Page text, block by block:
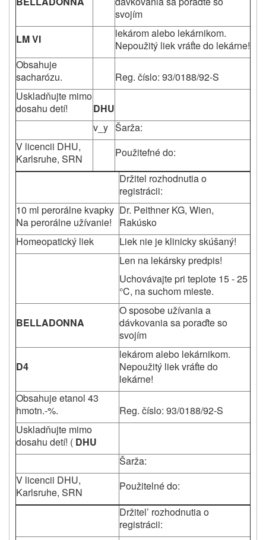
svojím
LM VI
lekárom alebo lekárnikom.
Nepoužitý liek vráťte do lekárne!
Obsahuje
sacharózu.
Reg. číslo: 93/0188/92-S
Uskladňujte mimo
dosahu detí!
DHU
v_y Šarža:
V licencii DHU,
Karlsruhe, SRN
Použitefné do:
Držitel rozhodnutia o
registrácii:
10 ml perorálne kvapky
Na perorálne užívanie!
Dr. Peithner KG, Wien,
Rakúsko
Homeopatický liek
Liek nie je klinicky skúšaný!
Len na lekársky predpis!
Uchovávajte pri teplote 15 - 25
°C, na suchom mieste.
BELLADONNA
O sposobe užívania a
dávkovania sa poraďte so
svojím
D4
lekárom alebo lekárnikom.
Nepoužitý liek vráťte do
lekárne!
Obsahuje etanol 43
hmotn.-%.
Reg. číslo: 93/0188/92-S
Uskladňujte mimo
dosahu detí! ( DHU
Šarža:
V licencii DHU,
Karlsruhe, SRN
Použitelné do:
Držitel’ rozhodnutia o
registrácii: